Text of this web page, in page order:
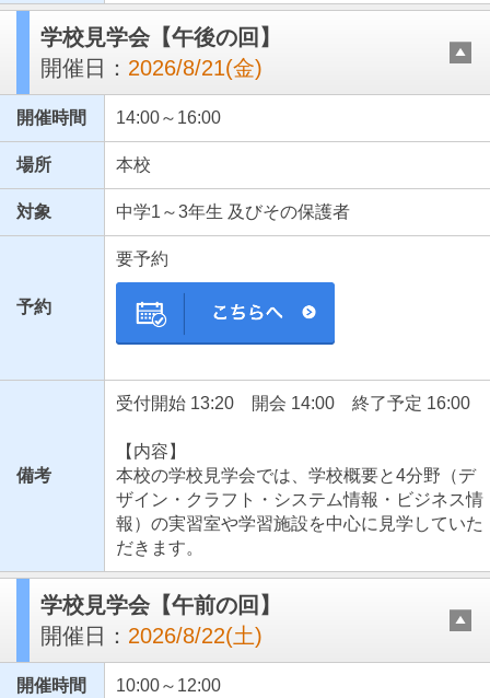
学校見学会【午後の回】
開催日： 2026/8/21(金)
開催時間 14:00～16:00
場所 本校
対象 中学1～3年生 及びその保護者
予約
要予約
備考
受付開始 13:20 開会 14:00 終了予定 16:00
【内容】
本校の学校見学会では、学校概要と4分野（デ
ザイン・クラフト・システム情報・ビジネス情
報）の実習室や学習施設を中心に見学していた
だきます。
学校見学会【午前の回】
開催日： 2026/8/22(土)
開催時間 10:00～12:00